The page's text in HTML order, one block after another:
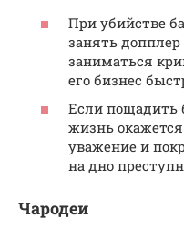
При убийстве
занять
заниматься
его бизнес
Если пощадить
жизнь
уважение и
на дно
Чародеи